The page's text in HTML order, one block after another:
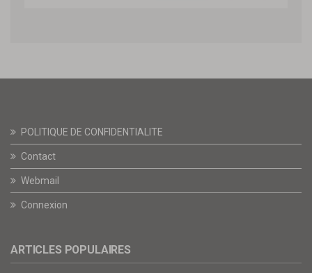
POLITIQUE DE CONFIDENTIALITE
Contact
Webmail
Connexion
ARTICLES POPULAIRES